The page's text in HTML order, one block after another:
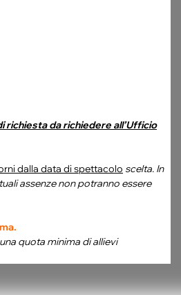
richiesta da richiedere all’Ufficio
dalla data di spettacolo scelta. In
assenze non potranno essere
quota minima di allievi